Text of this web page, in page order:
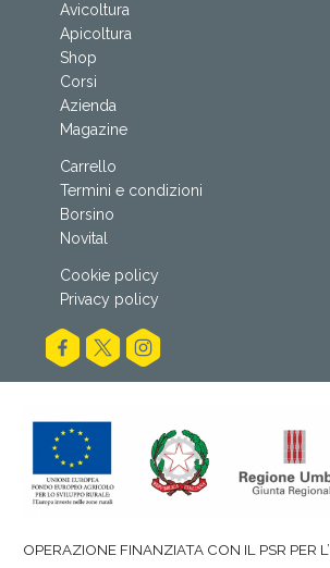
Avicoltura
Apicoltura
Shop
Corsi
Azienda
Magazine
Carrello
Termini e condizioni
Borsino
Novital
Cookie policy
Privacy policy
OPERAZIONE FINANZIATA CON IL PSR PER